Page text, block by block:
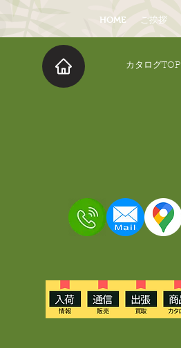
HOME ご挨拶
​カタログTOP